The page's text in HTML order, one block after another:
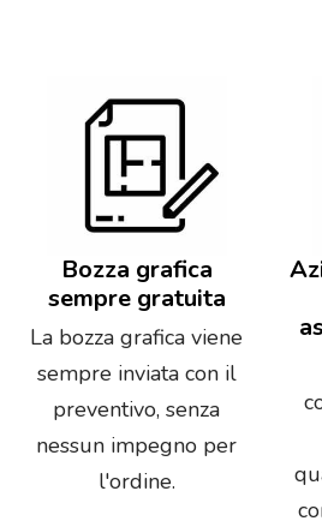
Bozza grafica
sempre gratuita
La bozza grafica viene
sempre inviata con il
preventivo, senza
nessun impegno per
l'ordine.